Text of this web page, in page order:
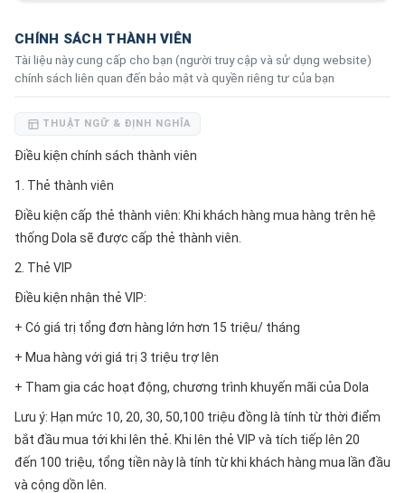
CHÍNH SÁCH THÀNH VIÊN
Tài liệu này cung cấp cho bạn (người truy cập và sử dụng website)
chính sách liên quan đến bảo mật và quyền riêng tư của bạn
THUẬT NGỮ & ĐỊNH NGHĨA
Điều kiện chính sách thành viên
1. Thẻ thành viên
Điều kiện cấp thẻ thành viên: Khi khách hàng mua hàng trên hệ
thống Dola sẽ được cấp thẻ thành viên.
2. Thẻ VIP
Điều kiện nhận thẻ VIP:
+ Có giá trị tổng đơn hàng lớn hơn 15 triệu/ tháng
+ Mua hàng với giá trị 3 triệu trợ lên
+ Tham gia các hoạt động, chương trình khuyến mãi của Dola
Lưu ý: Hạn mức 10, 20, 30, 50,100 triệu đồng là tính từ thời điểm
bắt đầu mua tới khi lên thẻ. Khi lên thẻ VIP và tích tiếp lên 20
đến 100 triệu, tổng tiền này là tính từ khi khách hàng mua lần đầu
và cộng dồn lên.